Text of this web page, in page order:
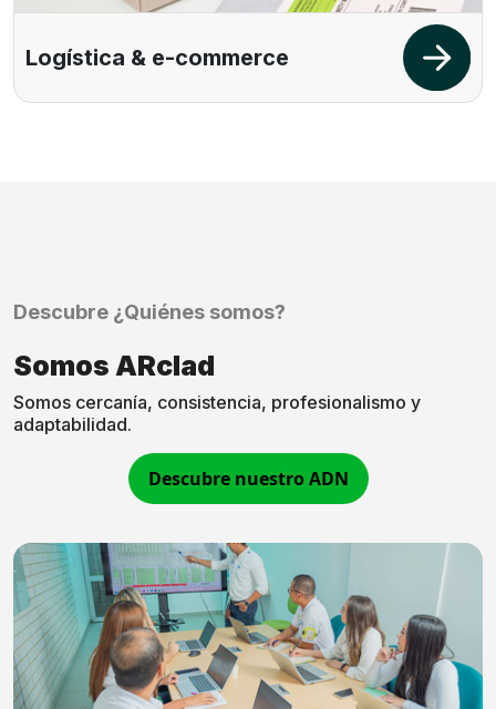
Logística & e-commerce
Descubre ¿Quiénes somos?
Somos ARclad
Somos cercanía, consistencia, profesionalismo y
adaptabilidad.
Descubre nuestro ADN